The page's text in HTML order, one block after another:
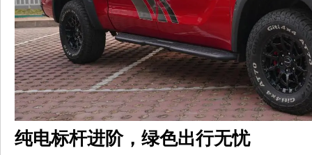
纯电标杆进阶，绿色出行无忧